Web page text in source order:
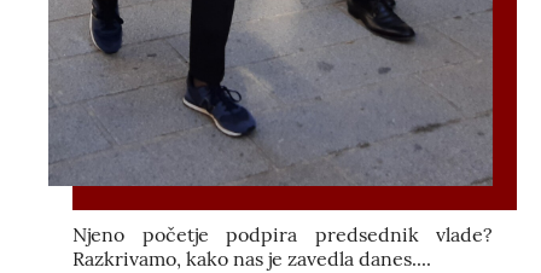
Njeno početje podpira predsednik vlade?
Razkrivamo, kako nas je zavedla danes....